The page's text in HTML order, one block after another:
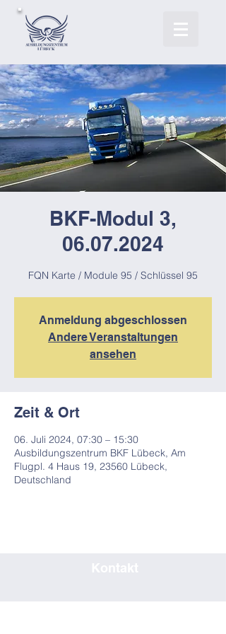
BKF-Modul 3,
06.07.2024
FQN Karte / Module 95 / Schlüssel 95
Anmeldung abgeschlossen
Andere Veranstaltungen
ansehen
Zeit & Ort
06. Juli 2024, 07:30 – 15:30
Ausbildungszentrum BKF Lübeck, Am
Flugpl. 4 Haus 19, 23560 Lübeck,
Deutschland